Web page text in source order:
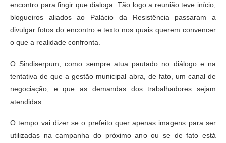
encontro para fingir que dialoga. Tão logo a reunião teve início,
blogueiros aliados ao Palácio da Resistência passaram a
divulgar fotos do encontro e texto nos quais querem convencer
o que a realidade confronta.
O Sindiserpum, como sempre atua pautado no diálogo e na
tentativa de que a gestão municipal abra, de fato, um canal de
negociação, e que as demandas dos trabalhadores sejam
atendidas.
O tempo vai dizer se o prefeito quer apenas imagens para ser
utilizadas na campanha do próximo ano ou se de fato está